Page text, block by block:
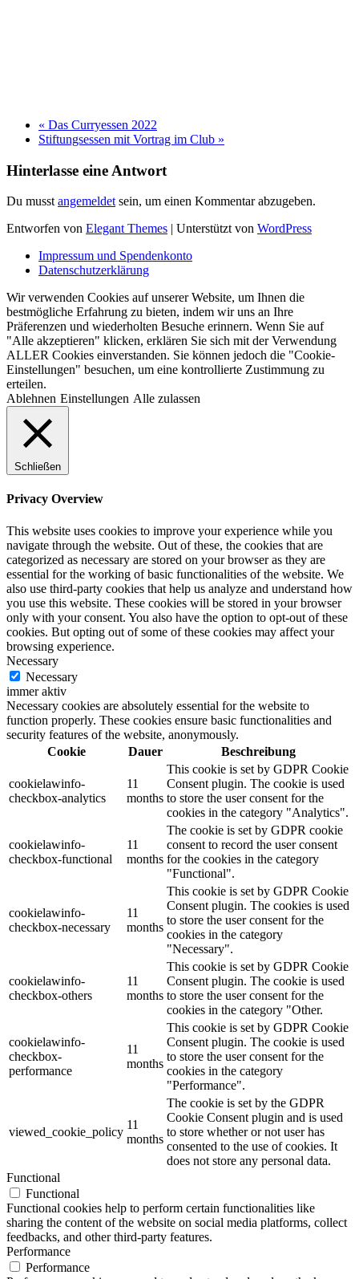
« Das Curryessen 2022
Stiftungsessen mit Vortrag im Club »
Hinterlasse eine Antwort
Du musst angemeldet sein, um einen Kommentar abzugeben.
Entworfen von Elegant Themes | Unterstützt von WordPress
Impressum und Spendenkonto
Datenschutzerklärung
Wir verwenden Cookies auf unserer Website, um Ihnen die
bestmögliche Erfahrung zu bieten, indem wir uns an Ihre
Präferenzen und wiederholten Besuche erinnern. Wenn Sie auf
"Alle akzeptieren" klicken, erklären Sie sich mit der Verwendung
ALLER Cookies einverstanden. Sie können jedoch die "Cookie-
Einstellungen" besuchen, um eine kontrollierte Zustimmung zu
erteilen.
Ablehnen Einstellungen Alle zulassen
Schließen
Privacy Overview
This website uses cookies to improve your experience while you
navigate through the website. Out of these, the cookies that are
categorized as necessary are stored on your browser as they are
essential for the working of basic functionalities of the website. We
also use third-party cookies that help us analyze and understand how
you use this website. These cookies will be stored in your browser
only with your consent. You also have the option to opt-out of these
cookies. But opting out of some of these cookies may affect your
browsing experience.
Necessary
Necessary
immer aktiv
Necessary cookies are absolutely essential for the website to
function properly. These cookies ensure basic functionalities and
security features of the website, anonymously.
Cookie
Dauer Beschreibung
cookielawinfo-
checkbox-analytics
11
months
This cookie is set by GDPR Cookie
Consent plugin. The cookie is used
to store the user consent for the
cookies in the category "Analytics".
cookielawinfo-
checkbox-functional
11
months
The cookie is set by GDPR cookie
consent to record the user consent
for the cookies in the category
"Functional".
cookielawinfo-
checkbox-necessary
11
months
This cookie is set by GDPR Cookie
Consent plugin. The cookies is used
to store the user consent for the
cookies in the category
"Necessary".
cookielawinfo-
checkbox-others
11
months
This cookie is set by GDPR Cookie
Consent plugin. The cookie is used
to store the user consent for the
cookies in the category "Other.
cookielawinfo-
checkbox-
performance
11
months
This cookie is set by GDPR Cookie
Consent plugin. The cookie is used
to store the user consent for the
cookies in the category
"Performance".
viewed_cookie_policy
11
months
The cookie is set by the GDPR
Cookie Consent plugin and is used
to store whether or not user has
consented to the use of cookies. It
does not store any personal data.
Functional
Functional
Functional cookies help to perform certain functionalities like
sharing the content of the website on social media platforms, collect
feedbacks, and other third-party features.
Performance
Performance